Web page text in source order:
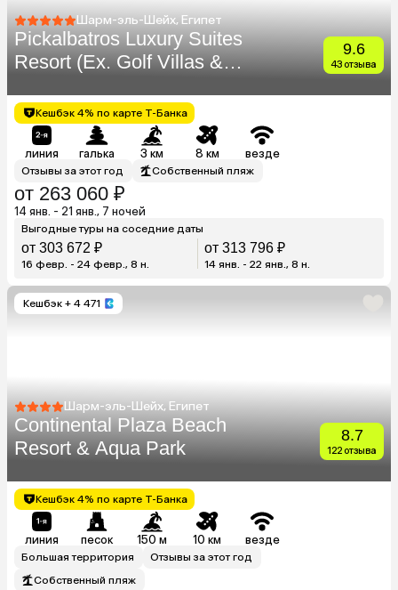
Шарм-эль-Шейх, Египет
Pickalbatros Luxury Suites
Resort (Ex. Golf Villas &
9.6
43 отзыва
Кешбэк 4% по карте Т-Банка
линия галька 3 км 8 км везде
Отзывы за этот год Собственный пляж
от 263 060 ₽
14 янв. - 21 янв., 7 ночей
Выгодные туры на соседние даты
от 303 672 ₽
16 февр. - 24 февр., 8 н.
от 313 796 ₽
14 янв. - 22 янв., 8 н.
Кешбэк + 4 471
Шарм-эль-Шейх, Египет
Continental Plaza Beach
Resort & Aqua Park
8.7
122 отзыва
Кешбэк 4% по карте Т-Банка
линия песок 150 м 10 км везде
Большая территория
Отзывы за этот год
Собственный пляж